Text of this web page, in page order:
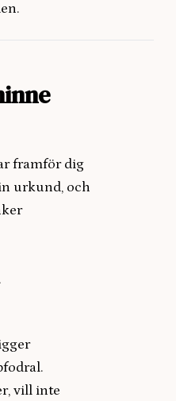
framför dig
urkund, och
vill inte